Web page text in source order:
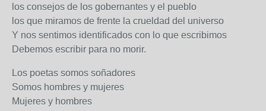
los consejos de los gobernantes y el pueblo
los que miramos de frente la crueldad del universo
Y nos sentimos identificados con lo que escribimos
Debemos escribir para no morir.
Los poetas somos soñadores
Somos hombres y mujeres
Mujeres y hombres